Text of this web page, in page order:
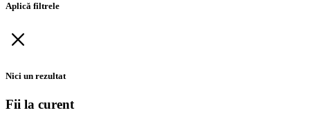
Aplică filtrele
Nici un rezultat
Fii la curent